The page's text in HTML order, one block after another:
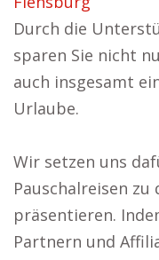
Durch die
sparen Sie nicht
auch insgesamt
Urlaube.
Wir setzen uns
Pauschalreisen
präsentieren.
Partnern und